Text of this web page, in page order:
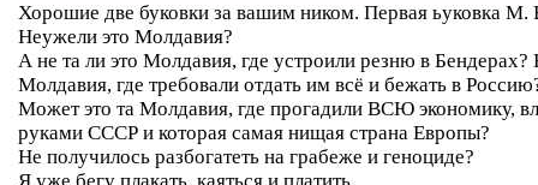
Хорошие две буковки за вашим ником. Первая ьуковка М.
Неужели это Молдавия?
А не та ли это Молдавия, где устроили резню в Бендерах?
Молдавия, где требовали отдать им всё и бежать в
Может это та Молдавия, где прогадили ВСЮ экономику,
руками СССР и которая самая нищая страна Европы?
Не получилось разбогатеть на грабеже и геноциде?